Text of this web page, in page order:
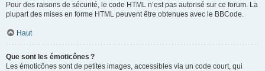
Pour des raisons de sécurité, le code HTML n’est pas autorisé sur ce forum. La
plupart des mises en forme HTML peuvent être obtenues avec le BBCode.
Haut
Que sont les émoticônes ?
Les émoticônes sont de petites images, accessibles via un code court, qui